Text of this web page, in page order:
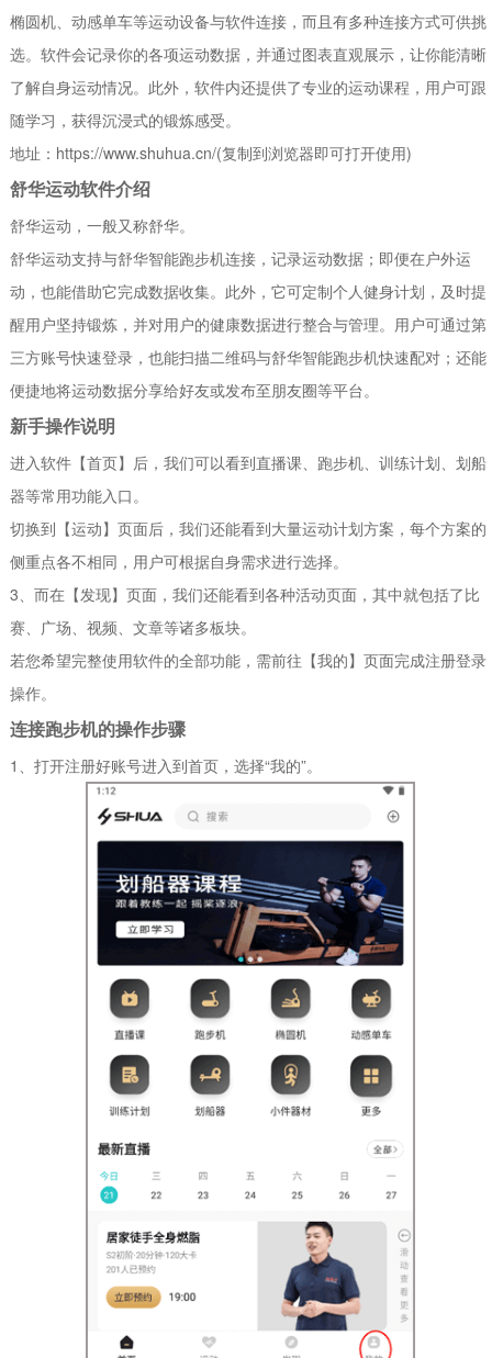
椭圆机、动感单车等运动设备与软件连接，而且有多种连接方式可供挑
选。软件会记录你的各项运动数据，并通过图表直观展示，让你能清晰
了解自身运动情况。此外，软件内还提供了专业的运动课程，用户可跟
随学习，获得沉浸式的锻炼感受。
地址：https://www.shuhua.cn/(复制到浏览器即可打开使用)
舒华运动软件介绍
舒华运动，一般又称舒华。
舒华运动支持与舒华智能跑步机连接，记录运动数据；即便在户外运
动，也能借助它完成数据收集。此外，它可定制个人健身计划，及时提
醒用户坚持锻炼，并对用户的健康数据进行整合与管理。用户可通过第
三方账号快速登录，也能扫描二维码与舒华智能跑步机快速配对；还能
便捷地将运动数据分享给好友或发布至朋友圈等平台。
新手操作说明
进入软件【首页】后，我们可以看到直播课、跑步机、训练计划、划船
器等常用功能入口。
切换到【运动】页面后，我们还能看到大量运动计划方案，每个方案的
侧重点各不相同，用户可根据自身需求进行选择。
3、而在【发现】页面，我们还能看到各种活动页面，其中就包括了比
赛、广场、视频、文章等诸多板块。
若您希望完整使用软件的全部功能，需前往【我的】页面完成注册登录
操作。
连接跑步机的操作步骤
1、打开注册好账号进入到首页，选择“我的”。